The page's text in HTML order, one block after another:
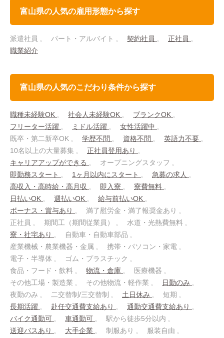
富山県の人気の雇用形態から探す
派遣社員 パート・アルバイト 契約社員
正社員
職業紹介
富山県の人気のこだわり条件から探す
職種未経験OK 社会人未経験OK
ブランクOK
フリーター活躍
ミドル活躍
女性活躍中
既卒・第二新卒OK
学歴不問 資格不問
英語力不要
10名以上の大量募集
正社員登用あり
キャリアアップができる
オープニングスタッフ
即勤務スタート
1ヶ月以内にスタート
急募の求人
高収入・高時給・高月収
即入寮
寮費無料
日払いOK
週払いOK
給与前払いOK
ボーナス・賞与あり
満了慰労金・満了報奨金あり
正社員
期間工（期間従業員）
水道・光熱費無料
寮・社宅あり
自動車・自動車部品
産業機械・農業機器・金属
携帯・パソコン・家電
電子・半導体
ゴム・プラスチック
食品・フード・飲料
物流・倉庫
医療機器
その他工場・製造業
その他物流・軽作業
日勤のみ
夜勤のみ
二交替制/三交替制 土日休み
短期
長期活躍
赴任交通費支給あり
通勤交通費支給あり
バイク通勤可
車通勤可
駅から徒歩5分以内
送迎バスあり
大手企業 制服あり
服装自由